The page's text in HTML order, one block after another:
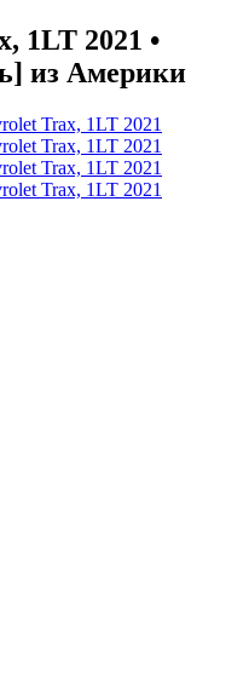
1LT 2021 •
из Америки